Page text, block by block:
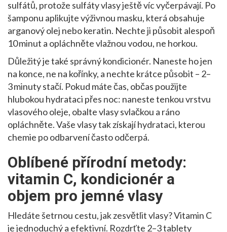
sulfátů, protože sulfáty vlasy ještě víc vyčerpávají. Po
šamponu aplikujte výživnou masku, která obsahuje
arganový olej nebo keratin. Nechte ji působit alespoň
10 minut a opláchněte vlažnou vodou, ne horkou.
Důležitý je také správný kondicionér. Naneste ho jen
na konce, ne na kořínky, a nechte krátce působit – 2–
3 minuty stačí. Pokud máte čas, občas použijte
hlubokou hydrataci přes noc: naneste tenkou vrstvu
vlasového oleje, obalte vlasy svlačkou a ráno
opláchněte. Vaše vlasy tak získají hydrataci, kterou
chemie po odbarvení často odčerpá.
Oblíbené přírodní metody:
vitamin C, kondicionér a
objem pro jemné vlasy
Hledáte šetrnou cestu, jak zesvětlit vlasy? Vitamin C
je jednoduchý a efektivní. Rozdrťte 2–3 tablety